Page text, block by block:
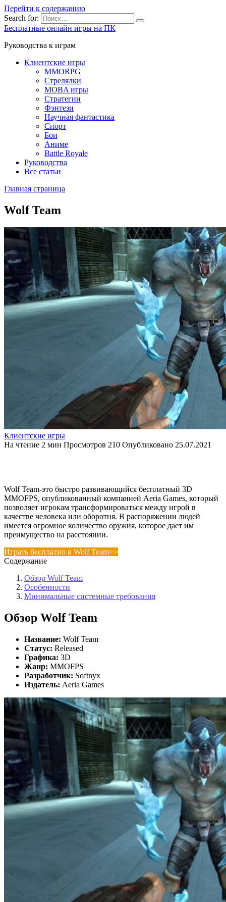
Перейти к содержанию
Search for:
Бесплатные онлайн игры на ПК
Руководства к играм
Клиентские игры
MMORPG
Стрелялки
MOBA игры
Стратегии
Фэнтези
Научная фантастика
Спорт
Бои
Аниме
Battle Royale
Руководства
Все статьи
Главная страница
Wolf Team
Клиентские игры
На чтение 2 мин Просмотров 210 Опубликовано 25.07.2021
Wolf Team-это быстро развивающийся бесплатный 3D
MMOFPS, опубликованный компанией Aeria Games, который
позволяет игрокам трансформироваться между игрой в
качестве человека или оборотня. В распоряжении людей
имеется огромное количество оружия, которое дает им
преимущество на расстоянии.
Играть бесплатно в Wolf Team>>
Содержание
Обзор Wolf Team
Особенности
Минимальные системные требования
Обзор Wolf Team
Название: Wolf Team
Статус: Released
Графика: 3D
Жанр: MMOFPS
Разработчик: Softnyx
Издатель: Aeria Games